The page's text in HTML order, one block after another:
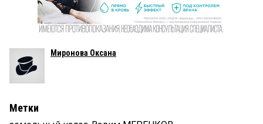
Миронова Оксана
Метки